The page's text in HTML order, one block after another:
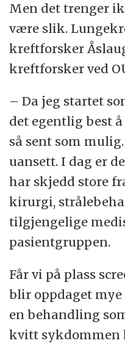
Men det trenger
være slik.
kreftforsker
kreftforsker ved
– Da jeg startet
det egentlig best
så sent som
uansett. I dag er
har skjedd store
kirurgi,
tilgjengelige
pasientgruppen.
Får vi på plass
blir oppdaget mye
en behandling
kvitt sykdommen